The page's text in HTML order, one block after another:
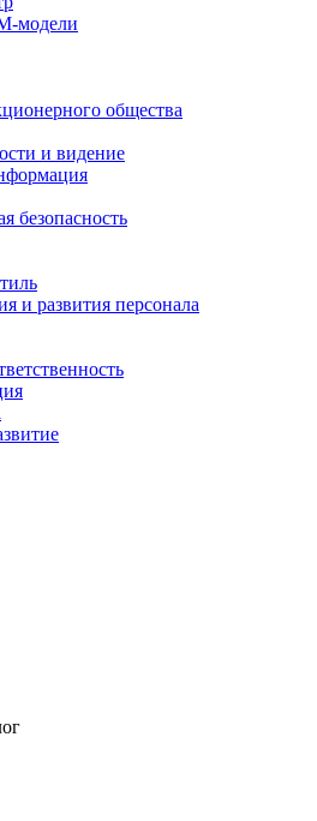
модели
общества
и видение
безопасность
и развития персонала